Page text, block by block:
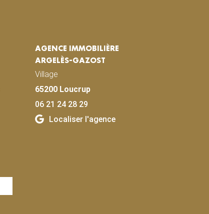
AGENCE IMMOBILIÈRE
ARGELÈS-GAZOST
Village
65200 Loucrup
06 21 24 28 29
Localiser l'agence